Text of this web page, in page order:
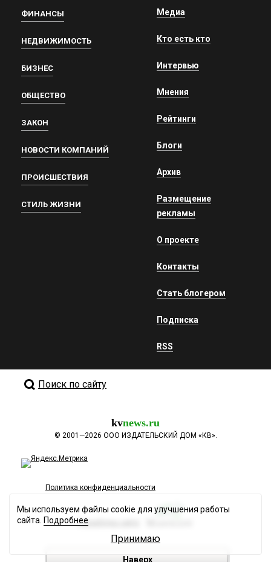
ФИНАНСЫ
НЕДВИЖИМОСТЬ
БИЗНЕС
ОБЩЕСТВО
ЗАКОН
НОВОСТИ КОМПАНИЙ
ПРОИСШЕСТВИЯ
СТИЛЬ ЖИЗНИ
Медиа
Кто есть кто
Интервью
Мнения
Рейтинги
Блоги
Архив
Размещение
рекламы
О проекте
Контакты
Стать блогером
Подписка
RSS
Поиск по сайту
kvnews.ru
© 2001—2026 ООО ИЗДАТЕЛЬСКИЙ ДОМ «КВ».
Политика конфиденциальности
Разработка сайта
Наверх
Мы используем файлы cookie для улучшения работы
сайта. Подробнее
Принимаю